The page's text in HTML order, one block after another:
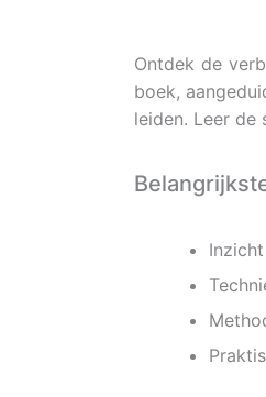
Ontdek de
boek,
leiden. Leer de